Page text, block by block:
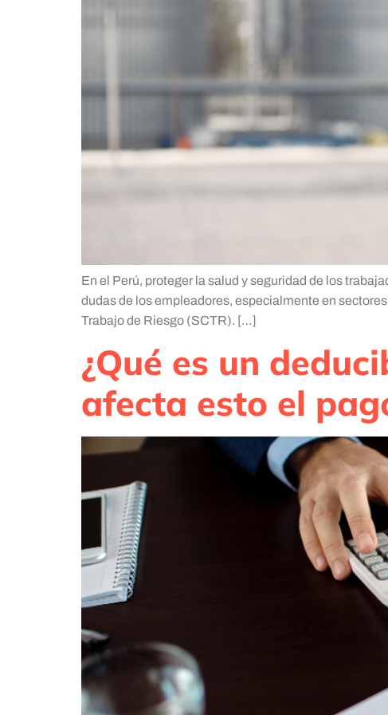
En el Perú, proteger la salud y seguridad de los
dudas de los empleadores, especialmente en
Trabajo de Riesgo (SCTR). […]
¿Qué es un
afecta esto el